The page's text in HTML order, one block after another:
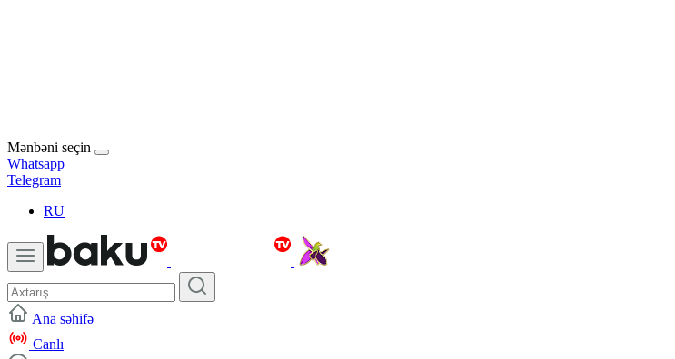
Mənbəni seçin
Whatsapp
Telegram
RU
Ana səhifə
Canlı